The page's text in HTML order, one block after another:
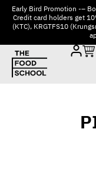
Early Bird Promotion -–
Credit card holders get
(KTC), KRGTFS10